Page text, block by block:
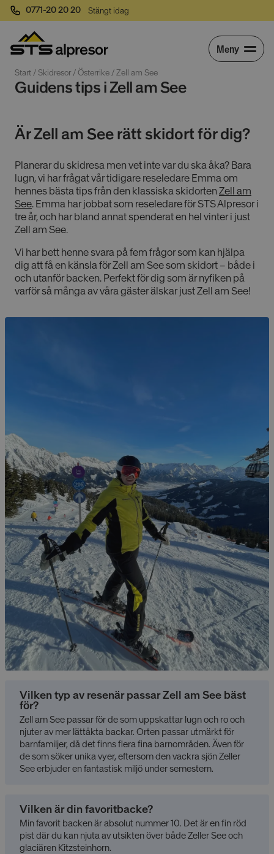
0771-20 20 20 Stängt idag
Meny
Start / Skidresor / Österrike / Zell am See
Guidens tips i Zell am See
Är Zell am See rätt skidort för dig?
Planerar du skidresa men vet inte var du ska åka? Bara
lugn, vi har frågat vår tidigare reseledare Emma om
hennes bästa tips från den klassiska skidorten Zell am
See. Emma har jobbat som reseledare för STS Alpresor i
tre år, och har bland annat spenderat en hel vinter i just
Zell am See.
Vi har bett henne svara på fem frågor som kan hjälpa
dig att få en känsla för Zell am See som skidort – både i
och utanför backen. Perfekt för dig som är nyfiken på
varför så många av våra gäster älskar just Zell am See!
Vilken typ av resenär passar Zell am See bäst
för?
Zell am See passar för de som uppskattar lugn och ro och
njuter av mer lättåkta backar. Orten passar utmärkt för
barnfamiljer, då det finns flera fina barnområden. Även för
de som söker unika vyer, eftersom den vackra sjön Zeller
See erbjuder en fantastisk miljö under semestern.
Vilken är din favoritbacke?
Min favorit backen är absolut nummer 10. Det är en fin röd
pist där du kan njuta av utsikten över både Zeller See och
glaciären Kitzsteinhorn.